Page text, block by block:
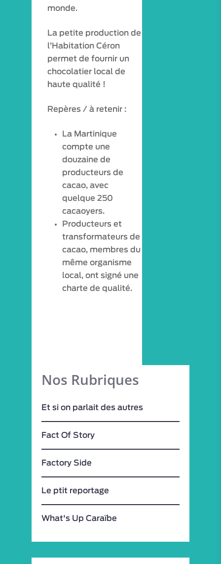
monde.
La petite production de
l’Habitation Céron
permet de fournir un
chocolatier local de
haute qualité !
Repères / à retenir :
La Martinique
compte une
douzaine de
producteurs de
cacao, avec
quelque 250
cacaoyers.
Producteurs et
transformateurs de
cacao, membres du
même organisme
local, ont signé une
charte de qualité.
Nos Rubriques
Et si on parlait des autres
Fact Of Story
Factory Side
Le ptit reportage
What's Up Caraïbe